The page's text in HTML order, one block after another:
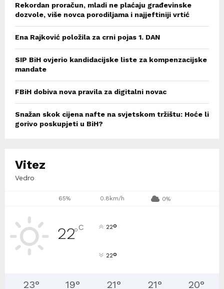
Rekordan proračun, mladi ne plaćaju građevinske
dozvole, više novca porodiljama i najjeftiniji vrtić
Ena Rajković položila za crni pojas 1. DAN
SIP BiH ovjerio kandidacijske liste za kompenzacijske
mandate
FBiH dobiva nova pravila za digitalni novac
Snažan skok cijena nafte na svjetskom tržištu: Hoće li
gorivo poskupjeti u BiH?
Vitez
Vedro
65% 0.8km/h 0%
22°C 22°
22°
23° 19° 21° 21° 20°